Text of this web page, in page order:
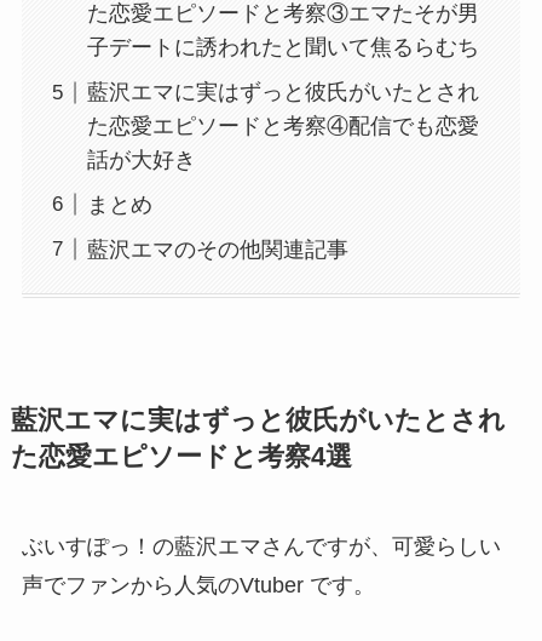
た恋愛エピソードと考察③エマたそが男
子デートに誘われたと聞いて焦るらむち
藍沢エマに実はずっと彼氏がいたとされ
た恋愛エピソードと考察④配信でも恋愛
話が大好き
まとめ
藍沢エマのその他関連記事
藍沢エマに実はずっと彼氏がいたとされ
た恋愛エピソードと考察4選
ぶいすぽっ！の藍沢エマさんですが、可愛らしい
声でファンから人気のVtuber です。